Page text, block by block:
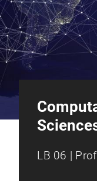
LB 06 |